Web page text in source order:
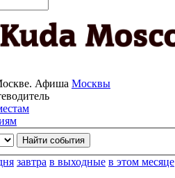
Афиша Москвы
завтра в выходные в этом месяце